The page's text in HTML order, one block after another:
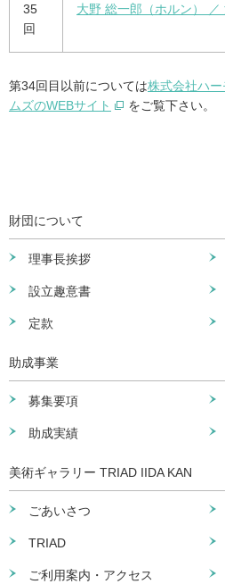
35
回
大野 総一郎（ホルン） ／
第34回目以前については株式会社ハ
ムズのWEBサイト
をご覧下さい。
財団について
理事長挨拶
設立趣意書
定款
助成事業
募集要項
助成実績
美術ギャラリー TRIAD IIDA KAN
ごあいさつ
TRIAD
ご利用案内・アクセス